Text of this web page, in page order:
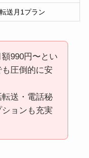
送月1プラン
990円〜とい
圧倒的に安
転送・電話秘
ョンも充実